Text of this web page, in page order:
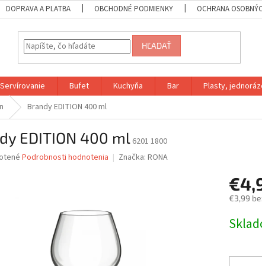
DOPRAVA A PLATBA OBCHODNÉ PODMIENKY OCHRANA
HĽADAŤ
Servírovanie Bufet Kuchyňa Bar Plasty,
Brandy EDITION 400 ml
EDITION 400 ml 6201 1800
Podrobnosti hodnotenia Značka: RONA
€3,99
cena: